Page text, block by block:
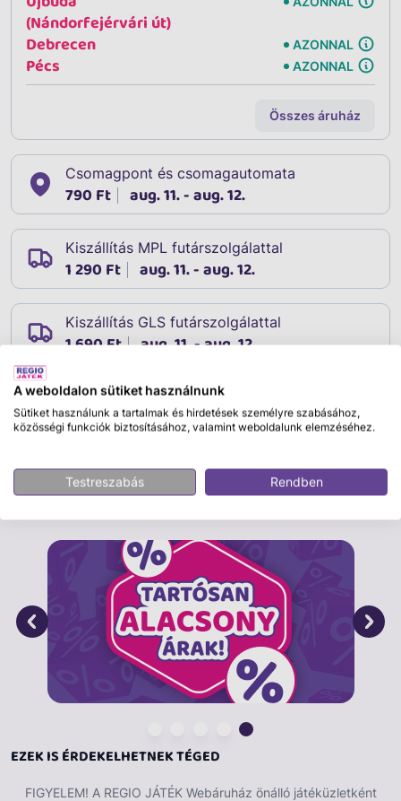
(Nándorfejérvári út)
Debrecen AZONNAL
Pécs AZONNAL
Összes áruház
Csomagpont és csomagautomata
790 Ft aug. 11. - aug. 12.
Kiszállítás MPL futárszolgálattal
1 290 Ft aug. 11. - aug. 12.
Kiszállítás GLS futárszolgálattal
1 690 Ft aug. 11. - aug. 12.
Leírás Cikkszám:10827
EZEK IS ÉRDEKELHETNEK TÉGED
FIGYELEM! A REGIO JÁTÉK Webáruház önálló játéküzletként
A weboldalon sütiket használnunk
Sütiket használunk a tartalmak és hirdetések személyre szabásához,
közösségi funkciók biztosításához, valamint weboldalunk elemzéséhez.
Testreszabás Rendben